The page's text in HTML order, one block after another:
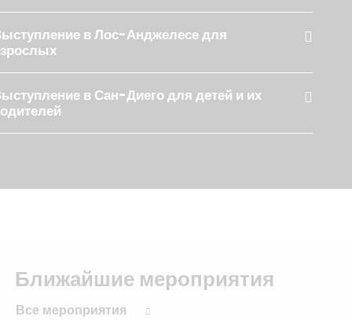
в Лос-Анджелесе для
в Сан-Диего для детей и их
Ближайшие мероприятия
Все мероприятия